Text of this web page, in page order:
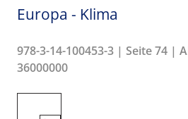
Europa - Klima
978-3-14-100453-3 | Seite 74 |
36000000